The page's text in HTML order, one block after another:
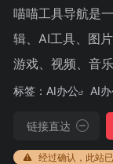
喵喵工具导航是
辑、AI工具、图
游戏、视频、音
标签： AI办公 AI
链接直达
经过确认，此站